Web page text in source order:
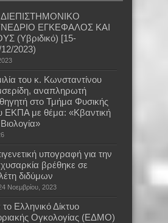
ΔΙΕΠΙΣΤΗΜΟΝΙΚΟ
ΕΓΚΕΦΑΛΟΣ ΚΑΙ
(Υβριδικό) [15-
2023)
του κ. Κωνσταντίνου
αναπληρωτή
στο Τμήμα Φυσικής
ΕΚΠΑ με θέμα: «Κβαντική
υπογραφή για την
βρέθηκε σε
διδύμων
Νοεμβρίου, 2023
το Ελληνικό Δίκτυο
Ογκολογίας (ΕΔΜΟ)